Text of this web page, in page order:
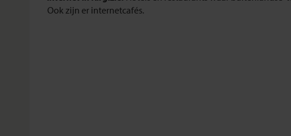
Ook zijn er internetcafés.